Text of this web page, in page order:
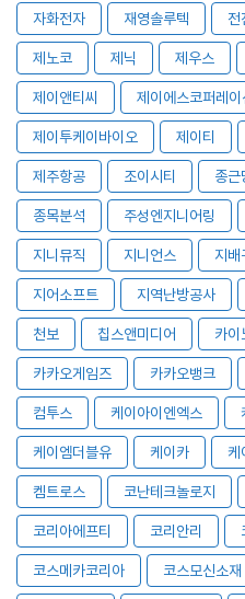
자화전자 재영솔루텍 전
제노코 제닉 제우스
제이앤티씨 제이에스코퍼레이
제이투케이바이오 제이티
제주항공 조이시티 종근
종목분석 주성엔지니어링
지니뮤직 지니언스 지배
지어소프트 지역난방공사
천보 칩스앤미디어 카이
카카오게임즈 카카오뱅크
컴투스 케이아이엔엑스
케이엠더블유 케이카 케
켐트로스 코난테크놀로지
코리아에프티 코리안리
코스메카코리아 코스모신소재